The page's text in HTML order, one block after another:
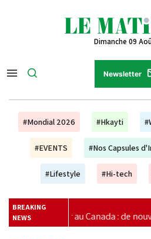
Dimanche 09
Newsletter
#Mondial 2026 #Hkayti
#EVENTS #Nos Capsules
#Lifestyle #Hi-tech
BREAKING
NEWS
Canada : de nouvelles exigences